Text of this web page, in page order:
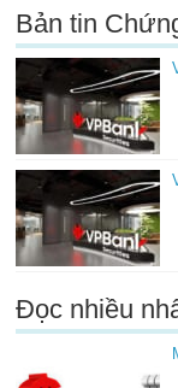
Bản tin
Đọc nhiều